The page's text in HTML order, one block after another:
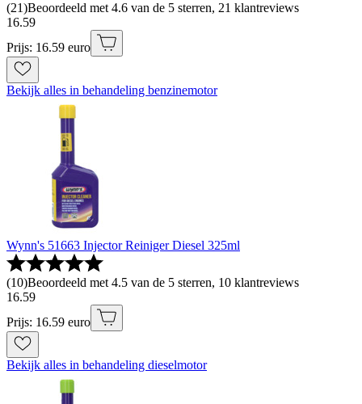
(21)Beoordeeld met 4.6 van de 5 sterren, 21 klantreviews
16.59
Prijs: 16.59 euro
Bekijk alles in behandeling benzinemotor
Wynn's 51663 Injector Reiniger Diesel 325ml
(10)Beoordeeld met 4.5 van de 5 sterren, 10 klantreviews
16.59
Prijs: 16.59 euro
Bekijk alles in behandeling dieselmotor